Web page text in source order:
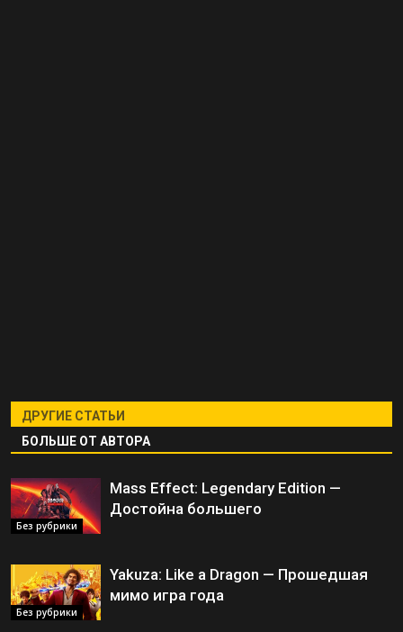
ДРУГИЕ СТАТЬИ
БОЛЬШЕ ОТ АВТОРА
Без рубрики
Mass Effect: Legendary Edition —
Достойна большего
Без рубрики
Yakuza: Like a Dragon — Прошедшая
мимо игра года